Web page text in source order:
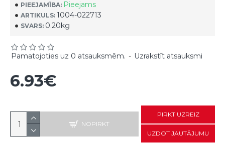
PIEEJAMĪBA: Pieejams
ARTIKULS: 1004-022713
SVARS: 0.20kg
Pamatojoties uz 0 atsauksmēm. - Uzrakstīt atsauksmi
6.93€
NOPIRKT
PIRKT UZREIZ
UZDOT JAUTĀJUMU